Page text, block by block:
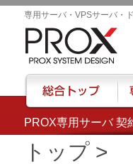
PROX専用サーバ 契
専用サーバ・VPSサーバ・
トップ>
総合トップ 専